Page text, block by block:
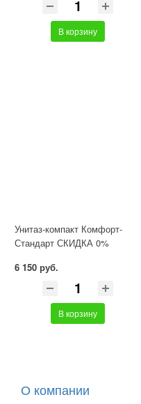
В корзину
Унитаз-компакт Комфорт-
Стандарт СКИДКА 0%
6 150 руб.
В корзину
О компании